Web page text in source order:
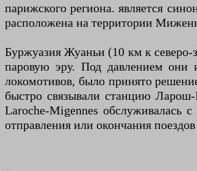
парижского региона. является
расположена на территории
Буржуазия Жуаньи (10 км к
паровую эру. Под давлением они
локомотивов, было принято
быстро связывали станцию
Laroche-Migennes обслуживалась
отправления или окончания